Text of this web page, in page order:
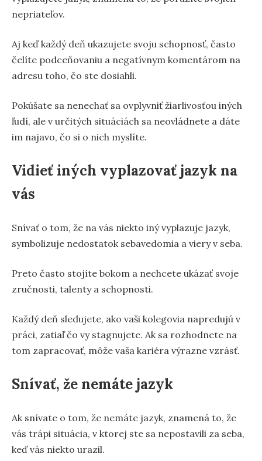
nepriateľov.
Aj keď každý deň ukazujete svoju schopnosť, často
čelíte podceňovaniu a negatívnym komentárom na
adresu toho, čo ste dosiahli.
Pokúšate sa nenechať sa ovplyvniť žiarlivosťou iných
ľudí, ale v určitých situáciách sa neovládnete a dáte
im najavo, čo si o nich myslíte.
Vidieť iných vyplazovať jazyk na
vás
Snívať o tom, že na vás niekto iný vyplazuje jazyk,
symbolizuje nedostatok sebavedomia a viery v seba.
Preto často stojíte bokom a nechcete ukázať svoje
zručnosti, talenty a schopnosti.
Každý deň sledujete, ako vaši kolegovia napredujú v
práci, zatiaľ čo vy stagnujete. Ak sa rozhodnete na
tom zapracovať, môže vaša kariéra výrazne vzrásť.
Snívať, že nemáte jazyk
Ak snívate o tom, že nemáte jazyk, znamená to, že
vás trápi situácia, v ktorej ste sa nepostavili za seba,
keď vás niekto urazil.